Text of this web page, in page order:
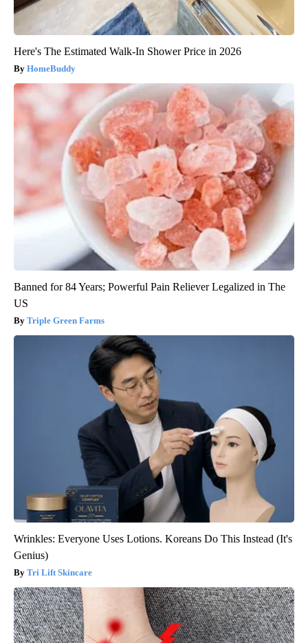
Here's The Estimated Walk-In Shower Price in 2026
HomeBuddy
Banned for 84 Years; Powerful Pain Reliever Legalized in The
US
Triple Green Farms
Wrinkles: Everyone Uses Lotions. Koreans Do This Instead (It's
Genius)
Tri Lift Skincare